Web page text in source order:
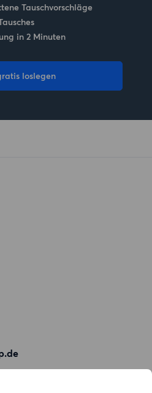
Tauschvorschläge
in 2 Minuten
loslegen